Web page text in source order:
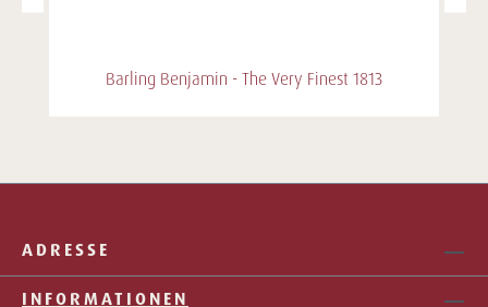
Barling Benjamin - The Very Finest 1813
ADRESSE
INFORMATIONEN